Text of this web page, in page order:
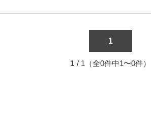
1
1 / 1（全0件中1〜0件）